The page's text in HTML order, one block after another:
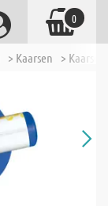
> Kaarsen >
0